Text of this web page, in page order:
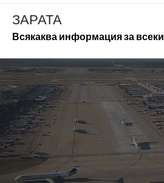
Skip
content
ЗАРАТА
Всякаква информация за всеки